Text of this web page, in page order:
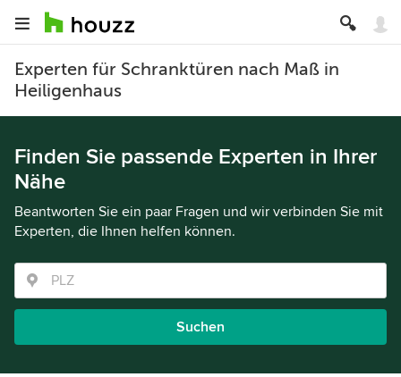
Experten für Schranktüren nach Maß in
Heiligenhaus
Finden Sie passende Experten in Ihrer
Nähe
Beantworten Sie ein paar Fragen und wir verbinden Sie mit
Experten, die Ihnen helfen können.
Suchen